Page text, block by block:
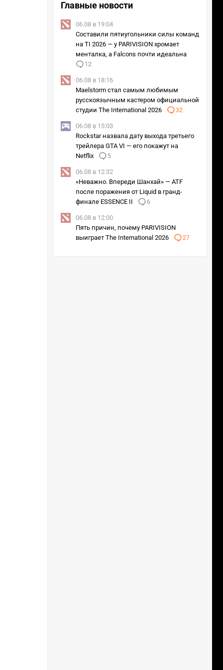
Главные новости
06.08 в 19:04
Составили пятиугольники силы команд
на TI 2026 — у PARIVISION хромает
менталка, а Falcons почти идеальна
12
06.08 в 18:16
Maelstorm стал самым любимым
русскоязычным кастером официальной
студии The International 2026
32
06.08 в 15:03
Rockstar назвала дату выхода третьего
трейлера GTA VI — его покажут на
Netflix
5
06.08 в 12:32
«Неважно. Впереди Шанхай» — ATF
после поражения от Liquid в гранд-
финале ESSENCE II
6
06.08 в 12:00
Пять причин, почему PARIVISION
выиграет The International 2026
27